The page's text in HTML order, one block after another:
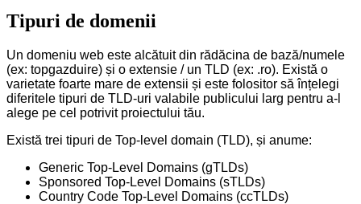
Tipuri de domenii
Un domeniu web este alcătuit din rădăcina de bază/numele
(ex: topgazduire) și o extensie / un TLD (ex: .ro). Există o
varietate foarte mare de extensii și este folositor să înțelegi
diferitele tipuri de TLD-uri valabile publicului larg pentru a-l
alege pe cel potrivit proiectului tău.
Există trei tipuri de Top-level domain (TLD), și anume:
Generic Top-Level Domains (gTLDs)
Sponsored Top-Level Domains (sTLDs)
Country Code Top-Level Domains (ccTLDs)